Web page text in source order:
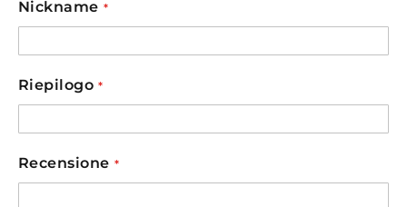
Nickname
Riepilogo
Recensione